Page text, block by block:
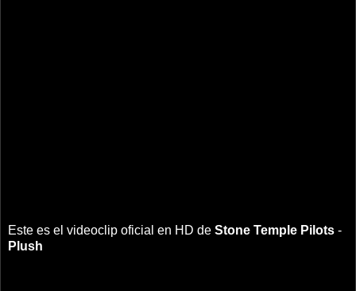
Este es el videoclip oficial en HD de Stone Temple Pilots -
Plush